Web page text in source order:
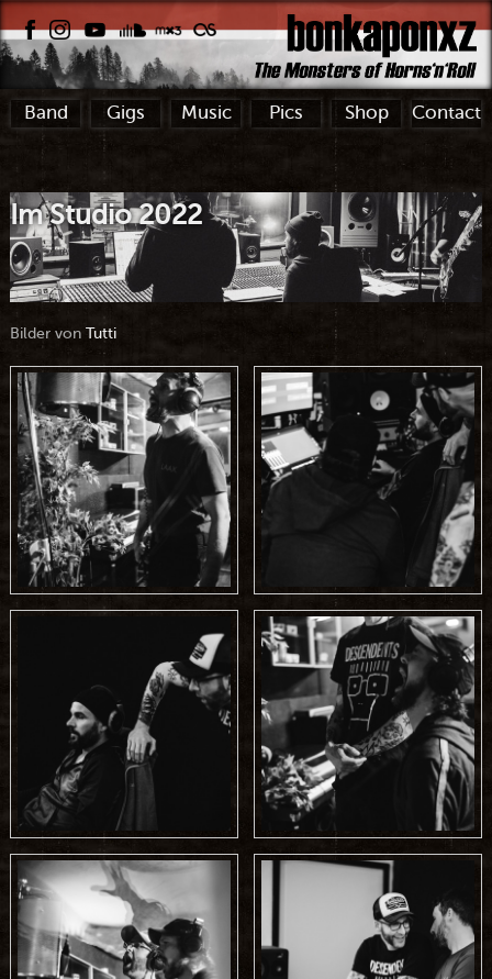
Band Gigs Music Pics Shop Contact
Im Studio 2022
Bilder von Tutti